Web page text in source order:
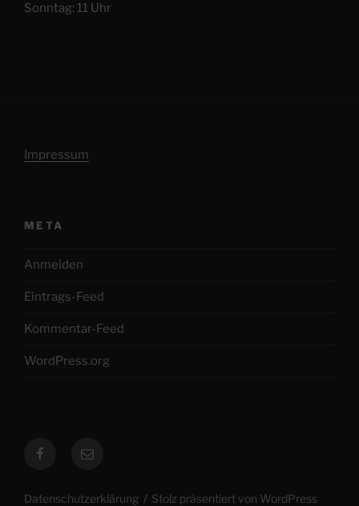
Sonntag: 11 Uhr
Impressum
META
Anmelden
Eintrags-Feed
Kommentar-Feed
WordPress.org
Facebook
E-
Datenschutzerklärung Stolz präsentiert von WordPress